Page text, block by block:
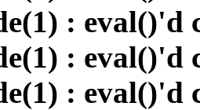
: eval()'d
: eval()'d
: eval()'d